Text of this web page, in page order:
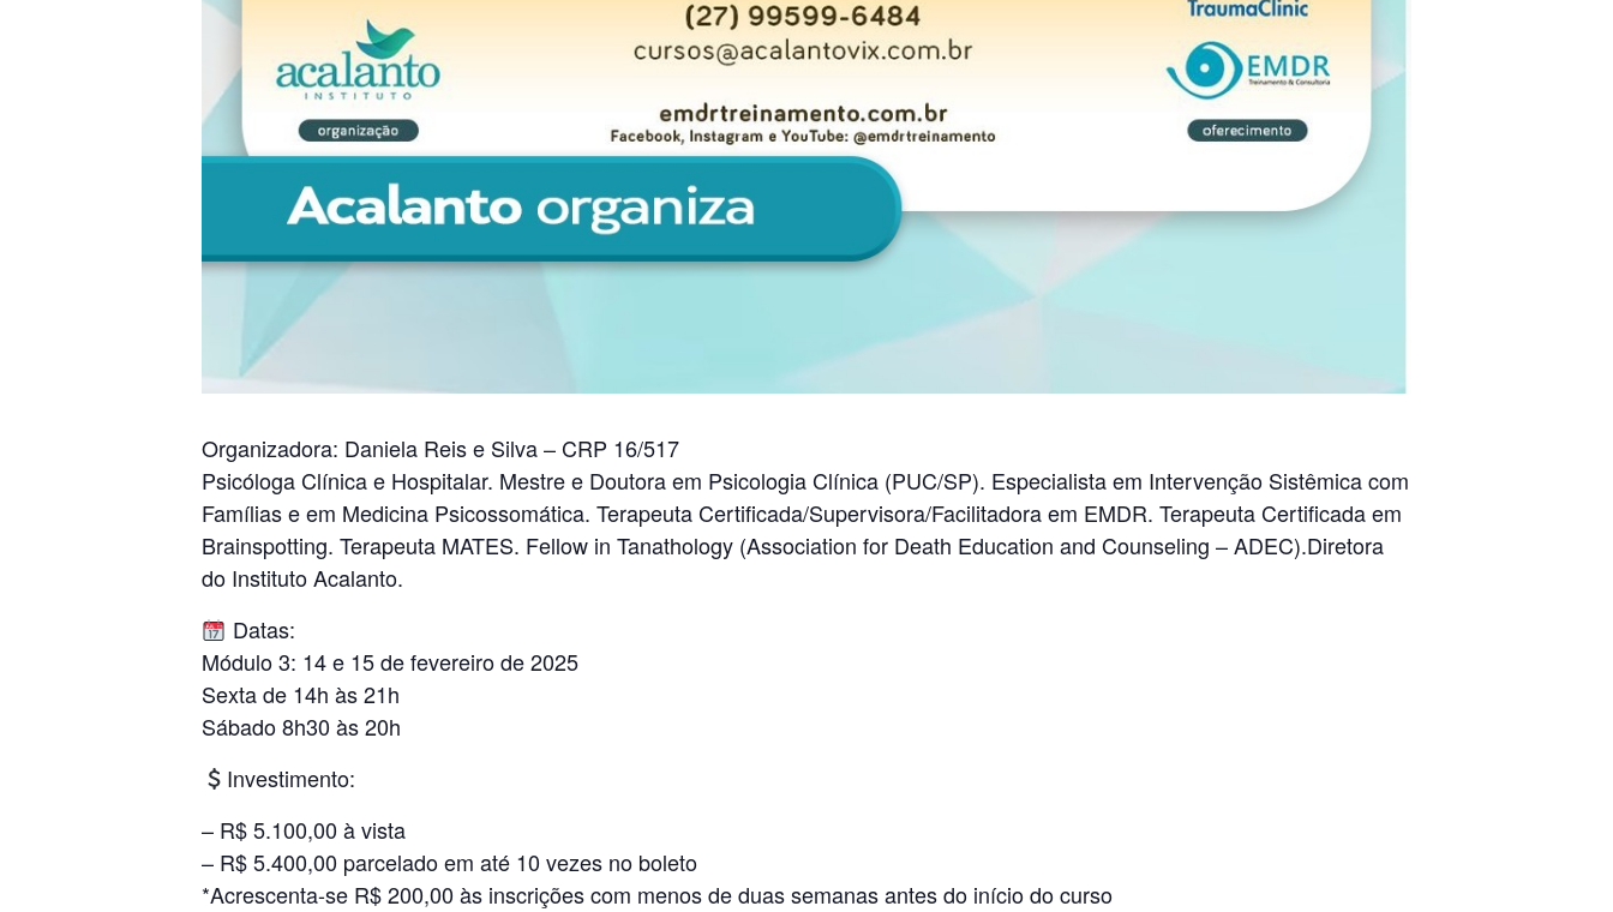
Organizadora: Daniela Reis e Silva – CRP 16/517
Psicóloga Clínica e Hospitalar. Mestre e Doutora em Psicologia Clínica (PUC/SP). Especialista em Intervenção Sistêmica com
Famílias e em Medicina Psicossomática. Terapeuta Certificada/Supervisora/Facilitadora em EMDR. Terapeuta Certificada em
Brainspotting. Terapeuta MATES. Fellow in Tanathology (Association for Death Education and Counseling – ADEC).Diretora
do Instituto Acalanto.
Datas:
Módulo 3: 14 e 15 de fevereiro de 2025
Sexta de 14h às 21h
Sábado 8h30 às 20h
Investimento:
– R$ 5.100,00 à vista
– R$ 5.400,00 parcelado em até 10 vezes no boleto
*Acrescenta-se R$ 200,00 às inscrições com menos de duas semanas antes do início do curso